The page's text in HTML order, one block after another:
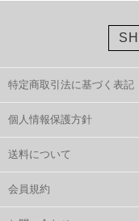
特定商取引法に基づく表記
個人情報保護方針
送料について
会員規約